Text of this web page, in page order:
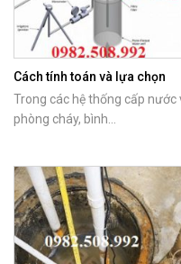
Cách tính toán và lựa chọn
bình tích áp phù hợp với máy
Trong các hệ thống cấp nước
phòng cháy, bình...